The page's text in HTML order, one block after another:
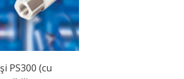
PS300 (cu